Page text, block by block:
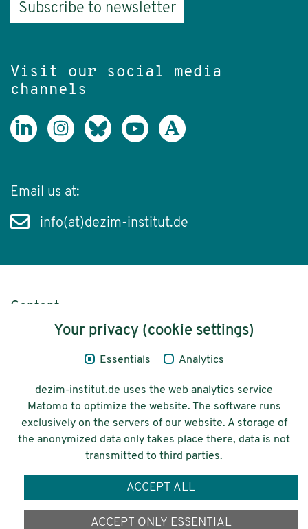
Subscribe to newsletter
Visit our social media
channels
Email us at:
info(at)dezim-institut.de
Content
Legal Notice
© 2026 Deutsches Zentrum für
Integrations-
und Migrationsforschung DeZIM e.V.
Your privacy (cookie settings)
Essentials Analytics
dezim-institut.de uses the web analytics service
Matomo to optimize the website. The software runs
exclusively on the servers of our website. A storage of
the anonymized data only takes place there, data is not
transmitted to third parties.
ACCEPT ALL
ACCEPT ONLY ESSENTIAL